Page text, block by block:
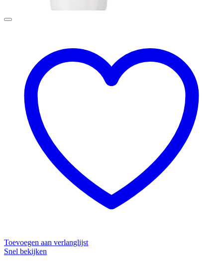
Toevoegen aan verlanglijst
Snel bekijken